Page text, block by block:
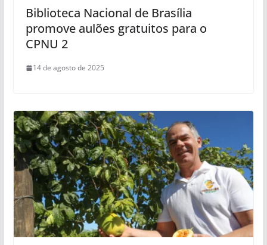
Biblioteca Nacional de Brasília
promove aulões gratuitos para o
CPNU 2
14 de agosto de 2025